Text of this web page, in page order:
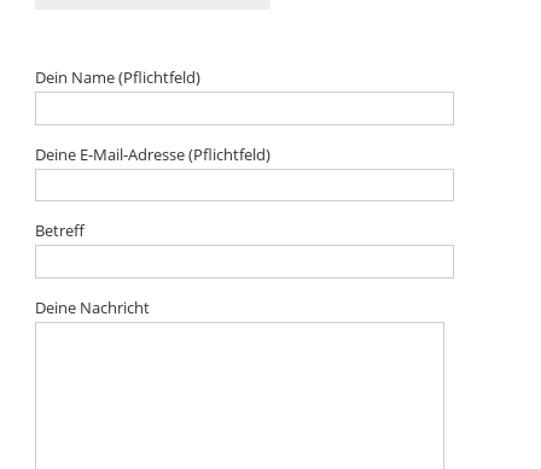
Dein Name (Pflichtfeld)
Deine E-Mail-Adresse (Pflichtfeld)
Betreff
Deine Nachricht